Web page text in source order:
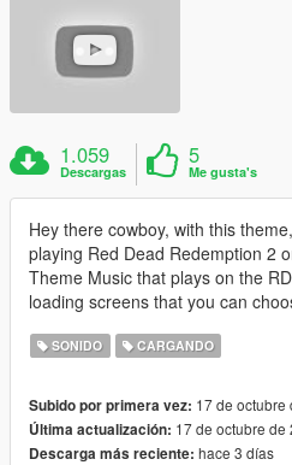
1.059
Descargas
5
Me gusta's
Hey there cowboy, with this
playing Red Dead Redemption 2
Theme Music that plays on the
loading screens that you can
SONIDO CARGANDO
Subido por primera vez: 17 de octubre
Última actualización: 17 de octubre de
Descarga más reciente: hace 3 días